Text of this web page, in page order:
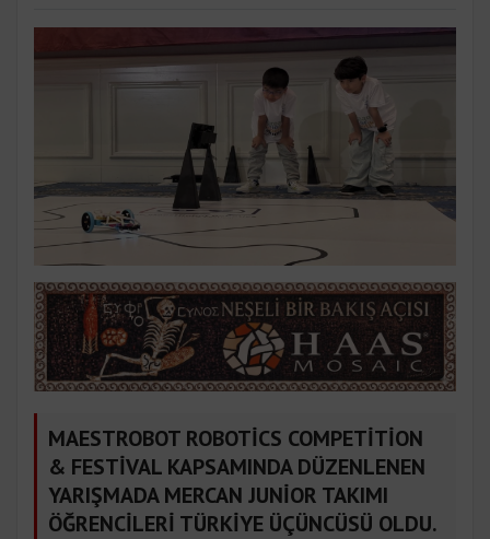
MAESTROBOT ROBOTİCS COMPETİTİON
& FESTİVAL KAPSAMINDA DÜZENLENEN
YARIŞMADA MERCAN JUNİOR TAKIMI
ÖĞRENCİLERİ TÜRKİYE ÜÇÜNCÜSÜ OLDU.